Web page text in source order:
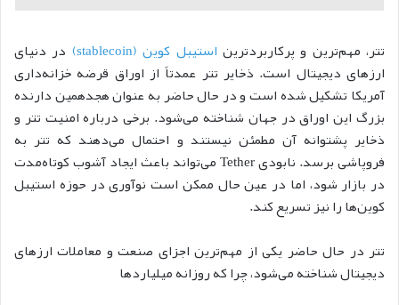
تتر، مهم‌ترین و پرکاربردترین استیبل کوین (stablecoin)
در دنیای
ارزهای دیجیتال است. ذخایر تتر عمدتاً از اوراق قرضه خزانه‌داری
آمریکا تشکیل شده است و در حال حاضر به عنوان هجدهمین دارنده
بزرگ این اوراق در جهان شناخته می‌شود. برخی درباره امنیت تتر و
ذخایر پشتوانه آن مطمئن نیستند و احتمال می‌دهند که تتر به
فروپاشی برسد. نابودی Tether می‌تواند باعث ایجاد آشوب کوتاه‌‌مدت
در بازار شود، اما در عین حال ممکن است نوآوری در حوزه استیبل
کوین‌ها را نیز تسریع کند.
تتر در حال حاضر یکی از مهم‌ترین اجزای صنعت و معاملات ارزهای
دیجیتال شناخته می‌شود، چرا که روزانه میلیاردها